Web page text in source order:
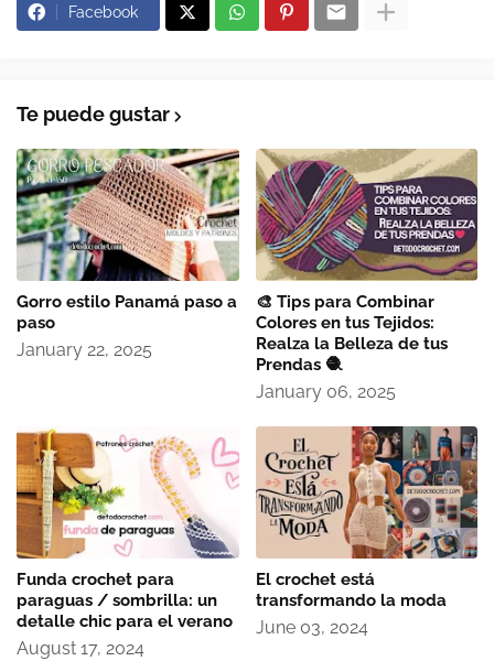
Facebook
Te puede gustar
Gorro estilo Panamá paso a
paso
January 22, 2025
🎨 Tips para Combinar
Colores en tus Tejidos:
Realza la Belleza de tus
Prendas 🧶
January 06, 2025
Funda crochet para
paraguas / sombrilla: un
detalle chic para el verano
August 17, 2024
El crochet está
transformando la moda
June 03, 2024